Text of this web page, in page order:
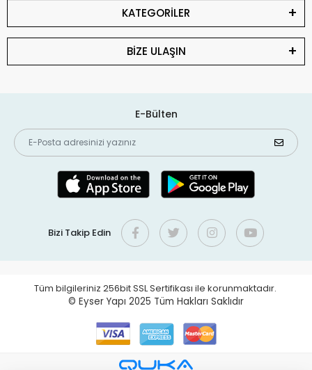
KATEGORİLER
BİZE ULAŞIN
E-Bülten
Bizi Takip Edin
Tüm bilgileriniz 256bit SSL Sertifikası ile korunmaktadır.
© Eyser Yapı 2025 Tüm Hakları Saklıdır